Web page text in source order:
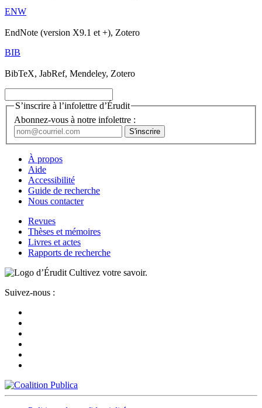
ENW
EndNote (version X9.1 et +), Zotero
BIB
BibTeX, JabRef, Mendeley, Zotero
S’inscrire à l’infolettre d’Érudit
Abonnez-vous à notre infolettre :
À propos
Aide
Accessibilité
Guide de recherche
Nous contacter
Revues
Thèses et mémoires
Livres et actes
Rapports de recherche
Cultivez votre savoir.
Suivez-nous :